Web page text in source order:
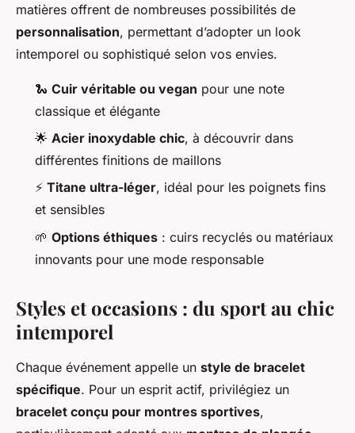
matières offrent de nombreuses possibilités de
personnalisation, permettant d’adopter un look
intemporel ou sophistiqué selon vos envies.
🐍 Cuir véritable ou vegan pour une note
classique et élégante
🌟 Acier inoxydable chic, à découvrir dans
différentes finitions de maillons
⚡ Titane ultra-léger, idéal pour les poignets fins
et sensibles
🌱 Options éthiques : cuirs recyclés ou matériaux
innovants pour une mode responsable
Styles et occasions : du sport au chic
intemporel
Chaque événement appelle un style de bracelet
spécifique. Pour un esprit actif, privilégiez un
bracelet conçu pour montres sportives,